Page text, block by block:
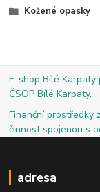
Kožené opasky
E-shop Bílé
ČSOP Bílé Karpaty.
Finanční prostředky
činnost spojenou s
adresa